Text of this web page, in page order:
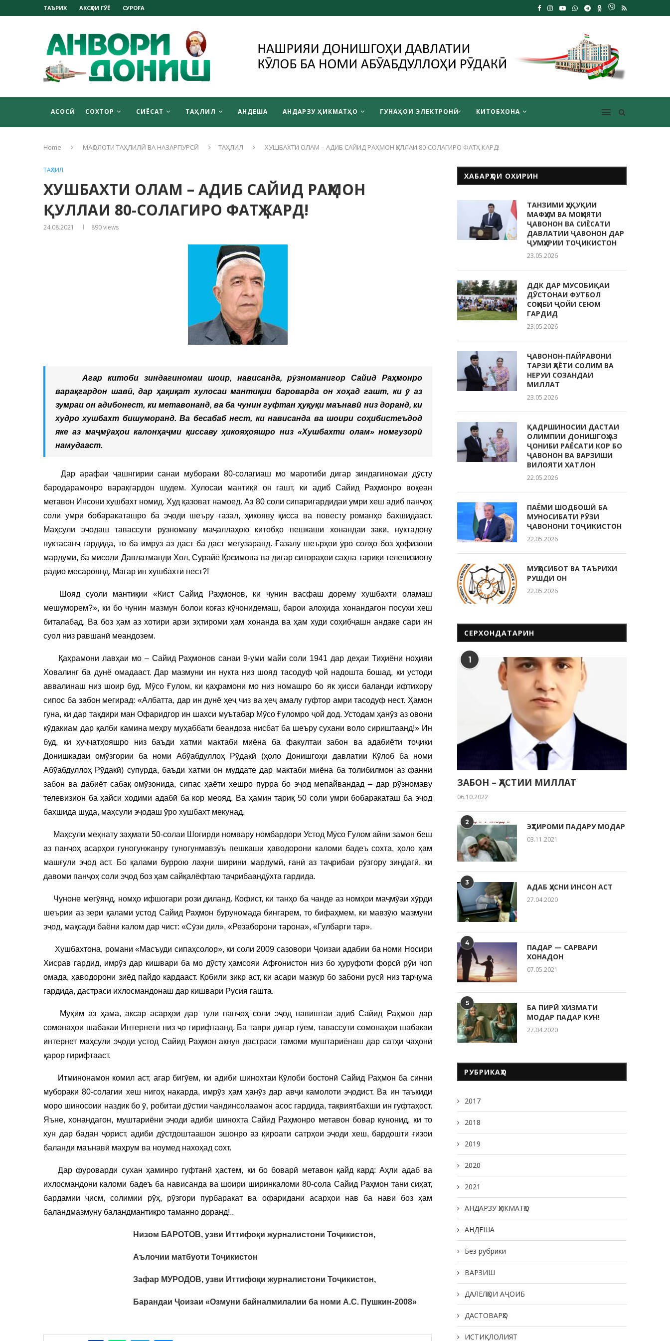
ТАЪРИХ АКСҲОИ ГӮЁ СУРОҒА
АСОСӢ СОХТОР СИЁСАТ ТАҲЛИЛ АНДЕША АНДАРЗУ ҲИКМАТҲО ГУНАҲОИ ЭЛЕКТРОНӢ КИТОБХОНА
Home МАҚОЛОТИ ТАҲЛИЛӢ ВА НАЗАРПУРСӢ ТАҲЛИЛ ХУШБАХТИ ОЛАМ – АДИБ САЙИД РАҲМОН ҚУЛЛАИ 80-СОЛАГИРО ФАТҲ КАРД!
ТАҲЛИЛ
ХУШБАХТИ ОЛАМ – АДИБ САЙИД РАҲМОН
ҚУЛЛАИ 80-СОЛАГИРО ФАТҲ КАРД!
24.08.2021 890views
Агар китоби зиндагиномаи шоир, нависанда, рӯзноманигор Сайид Раҳмонро
варақгардон шавӣ, дар ҳақиқат хулосаи мантиқии бароварда он хоҳад гашт, ки ӯ аз
зумраи он адибонест, ки метавонанд, ва ба чунин гуфтан ҳуқуқи маънавӣ низ доранд, ки
худро хушбахт бишуморанд. Ва бесабаб нест, ки нависанда ва шоири соҳибистеъдод
яке аз маҷмӯаҳои калонҳаҷми қиссаву ҳикояҳояшро низ «Хушбахти олам» номгузорӣ
намудааст.
Дар арафаи ҷашнгирии санаи мубораки 80-солагиаш мо маротиби дигар зиндагиномаи дӯсту
бародарамонро варақгардон шудем. Хулосаи мантиқӣ он гашт, ки адиб Сайид Раҳмонро воқеан
метавон Инсони хушбахт номид. Худ қазоват намоед. Аз 80 соли сипаригардидаи умри хеш адиб панҷоҳ
соли умри бобаракаташро ба эҷоди шеъру ғазал, ҳикояву қисса ва повесту романҳо бахшидааст.
Маҳсули эҷодаш тавассути рӯзномаву маҷаллаҳою китобҳо пешкаши хонандаи закӣ, нуктадону
нуктасанҷ гардида, то ба имрӯз аз даст ба даст мегузаранд. Ғазалу шеърҳои ӯро солҳо боз ҳофизони
мардуми, ба мисоли Давлатманди Хол, Сурайё Қосимова ва дигар ситораҳои саҳна тариқи телевизиону
радио месароянд. Магар ин хушбахтӣ нест?!
Шояд суоли мантиқии «Кист Сайид Раҳмонов, ки чунин васфаш дорему хушбахти оламаш
мешуморем?», ки бо чунин мазмун болои коғаз кӯчонидемаш, барои алоҳида хонандагон посухи хеш
биталабад. Ва боз ҳам аз хотири арзи эҳтироми ҳам хонанда ва ҳам худи соҳибҷашн андаке сари ин
суол низ равшанӣ меандозем.
Қаҳрамони лавҳаи мо – Сайид Раҳмонов санаи 9-уми майи соли 1941 дар деҳаи Тиҳиёни ноҳияи
Ховалинг ба дунё омадааст. Дар мазмуни ин нукта низ шояд тасодуф ҷой надошта бошад, ки устоди
аввалинаш низ шоир буд. Мӯсо Ғулом, ки қаҳрамони мо низ номашро бо як ҳисси баланди ифтихору
сипос ба забон мегирад: «Албатта, дар ин дунё ҳеҷ чиз ва ҳеҷ амалу гуфтор амри тасодуф нест. Ҳамон
гуна, ки дар тақдири ман Офаридгор ин шахси муътабар Мӯсо Ғуломро ҷой дод. Устодам ҳанӯз аз овони
кӯдакиам дар қалби камина меҳру муҳаббати беандоза нисбат ба шеъру сухани воло сириштаанд!» Ин
буд, ки ҳуҷҷатҳояшро низ баъди хатми мактаби миёна ба факултаи забон ва адабиёти тоҷики
Донишкадаи омӯзгории ба номи Абӯабдуллоҳ Рӯдакӣ (ҳоло Донишгоҳи давлатии Кӯлоб ба номи
Абӯабдуллоҳ Рӯдакӣ) супурда, баъди хатми он муддате дар мактаби миёна ба толибилмон аз фанни
забон ва дабиёт сабақ омӯзонида, сипас ҳаёти хешро пурра бо эҷод мепайвандад – дар рӯзномаву
телевизион ба ҳайси ходими адабӣ ба кор меояд. Ва ҳамин тариқ 50 соли умри бобаракаташ ба эҷод
бахшида шуда, маҳсули эҷодаш ӯро хушбахт мекунад.
Маҳсули меҳнату заҳмати 50-солаи Шогирди номвару номбардори Устод Мӯсо Ғулом айни замон беш
аз панҷоҳ асарҳои гуногунжанру гуногунмавзӯъ пешкаши ҳаводорони каломи бадеъ сохта, ҳоло ҳам
машғули эҷод аст. Бо қалами буррою лаҳни ширини мардумӣ, ғанӣ аз таҷрибаи рӯзгору зиндагӣ, ки
давоми панҷоҳ соли эҷод боз ҳам сайқалёфтаю таҷрибаандӯхта гардида.
Чуноне мегӯянд, номҳо ифшогари рози диланд. Кофист, ки танҳо ба чанде аз номҳои маҷмӯаи хӯрди
шеърии аз зери қалами устод Сайид Раҳмон буруномада бингарем, то бифаҳмем, ки мавзӯю мазмуни
эҷод, мақсади баёни калом дар чист: «Сӯзи дил», «Резаборони тарона», «Гулбарги тар».
Хушбахтона, романи «Масъуди сипаҳсолор», ки соли 2009 сазовори Ҷоизаи адабии ба номи Носири
Хисрав гардид, имрӯз дар кишвари ба мо дӯсту ҳамсояи Афғонистон низ бо ҳуруфоти форсӣ рӯи чоп
омада, ҳаводорони зиёд пайдо кардааст. Қобили зикр аст, ки асари мазкур бо забони русӣ низ тарҷума
гардида, дастраси ихлосмандонаш дар кишвари Русия гашта.
Муҳим аз ҳама, аксар асарҳои дар тули панҷоҳ соли эҷод навиштаи адиб Сайид Раҳмон дар
сомонаҳои шабакаи Интернетӣ низ ҷо гирифтаанд. Ба таври дигар гӯем, тавассути сомонаҳои шабакаи
интернет маҳсули эҷоди устод Сайид Раҳмон акнун дастраси тамоми муштариёнаш дар сатҳи ҷаҳонӣ
қарор гирифтааст.
Итминонамон комил аст, агар бигӯем, ки адиби шинохтаи Кӯлоби бостонӣ Сайид Раҳмон ба синни
мубораки 80-солагии хеш нигоҳ накарда, имрӯз ҳам ҳанӯз дар авҷи камолоти эҷодист. Ва ин таъкиди
моро шиносоии наздик бо ӯ, робитаи дӯстии чандинсолаамон асос гардида, тақвиятбахши ин гуфтаҳост.
Яъне, хонандагон, муштариёни эҷоди адиби шинохта Сайид Раҳмонро метавон бовар кунонид, ки то
хун дар бадан ҷорист, адиби дӯстдоштаашон эшонро аз қироати сатрҳои эҷоди хеш, бардошти ғизои
баланди маънавӣ маҳрум ва ноумед нахоҳад сохт.
Дар фуроварди сухан ҳаминро гуфтанӣ ҳастем, ки бо боварӣ метавон қайд кард: Аҳли адаб ва
ихлосмандони каломи бадеъ ба нависанда ва шоири ширинкаломи 80-сола Сайид Раҳмон тани сиҳат,
бардамии ҷисм, солимии рӯҳ, рӯзгори пурбаракат ва офаридани асарҳои нав ба нави боз ҳам
баландмазмуну баландмантиқро таманно доранд!..
Низом БАРОТОВ, узви Иттифоқи журналистони Тоҷикистон,
Аълочии матбуоти Тоҷикистон
Зафар МУРОДОВ, узви Иттифоқи журналистони Тоҷикистон,
Барандаи Ҷоизаи «Озмуни байналмилалии ба номи А.С. Пушкин-2008»
ХАБАРҲОИ ОХИРИН
ТАНЗИМИ ҲУҚУҚИИ
МАФҲУМ ВА МОҲИЯТИ
ҶАВОНОН ВА СИЁСАТИ
ДАВЛАТИИ ҶАВОНОН ДАР
ҶУМҲУРИИ ТОҶИКИСТОН
23.05.2026
ДДК ДАР МУСОБИҚАИ
ДӮСТОНАИ ФУТБОЛ
СОҲИБИ ҶОЙИ СЕЮМ
ГАРДИД
23.05.2026
ҶАВОНОН-ПАЙРАВОНИ
ТАРЗИ ҲАЁТИ СОЛИМ ВА
НЕРУИ СОЗАНДАИ
МИЛЛАТ
23.05.2026
ҚАДРШИНОСИИ ДАСТАИ
ОЛИМПИИ ДОНИШГОҲ АЗ
ҶОНИБИ РАЁСАТИ КОР БО
ҶАВОНОН ВА ВАРЗИШИ
ВИЛОЯТИ ХАТЛОН
22.05.2026
ПАЁМИ ШОДБОШӢ БА
МУНОСИБАТИ РӮЗИ
ҶАВОНОНИ ТОҶИКИСТОН
22.05.2026
МУҲОСИБОТ ВА ТАЪРИХИ
РУШДИ ОН
22.05.2026
СЕРХОНДАТАРИН
1
ЗАБОН – ҲАСТИИ МИЛЛАТ
06.10.2022
2 ЭҲТИРОМИ ПАДАРУ МОДАР
03.11.2021
3 АДАБ ҲУСНИ ИНСОН АСТ
27.04.2020
4
ПАДАР — САРВАРИ
ХОНАДОН
07.05.2021
5
БА ПИРӢ ХИЗМАТИ
МОДАР ПАДАР КУН!
27.04.2020
РУБРИКАҲО
2017
2018
2019
2020
2021
АНДАРЗУ ҲИКМАТҲО
АНДЕША
Без рубрики
ВАРЗИШ
ДАЛЕЛҲОИ АҶОИБ
ДАСТОВАРҲО
ИСТИҚЛОЛИЯТ